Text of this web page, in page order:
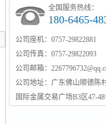
全国服务热线：
180-6465-
公司座机：0757-29822881
公司传真：0757-29822093
公司邮箱：
公司地址：广东佛山顺德陈
国际金属交易广场B3区47-48